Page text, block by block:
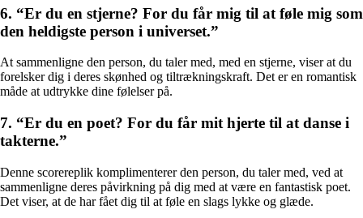
6. “Er du en stjerne? For du får mig til at føle mig som
den heldigste person i universet.”
At sammenligne den person, du taler med, med en stjerne, viser at du
forelsker dig i deres skønhed og tiltrækningskraft. Det er en romantisk
måde at udtrykke dine følelser på.
7. “Er du en poet? For du får mit hjerte til at danse i
takterne.”
Denne scorereplik komplimenterer den person, du taler med, ved at
sammenligne deres påvirkning på dig med at være en fantastisk poet.
Det viser, at de har fået dig til at føle en slags lykke og glæde.